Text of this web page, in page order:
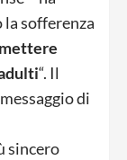
sofferenza
“. Il
di
sincero